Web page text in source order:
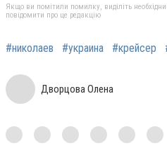
Якщо ви помітили помилку, виділіть
повідомити про це редакцію
#николаев #украина #крейсер
Дворцова Олена